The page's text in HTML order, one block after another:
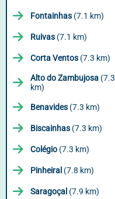
Fontainhas (7.1 km)
Ruivas (7.1 km)
Corta Ventos (7.3 km)
Alto do Zambujosa (7.3
km)
Benavides (7.3 km)
Biscainhas (7.3 km)
Colégio (7.3 km)
Pinheiral (7.8 km)
Saragoçal (7.9 km)